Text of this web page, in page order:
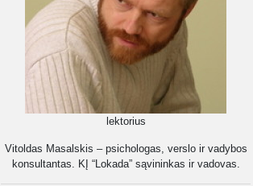
lektorius
Vitoldas Masalskis – psichologas, verslo ir vadybos
konsultantas. KĮ “Lokada” sąvininkas ir vadovas.